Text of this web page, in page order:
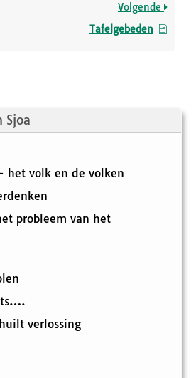
Sjoa
het volk en de volken
probleem van het
verlossing
Volgende
Tafelgebeden